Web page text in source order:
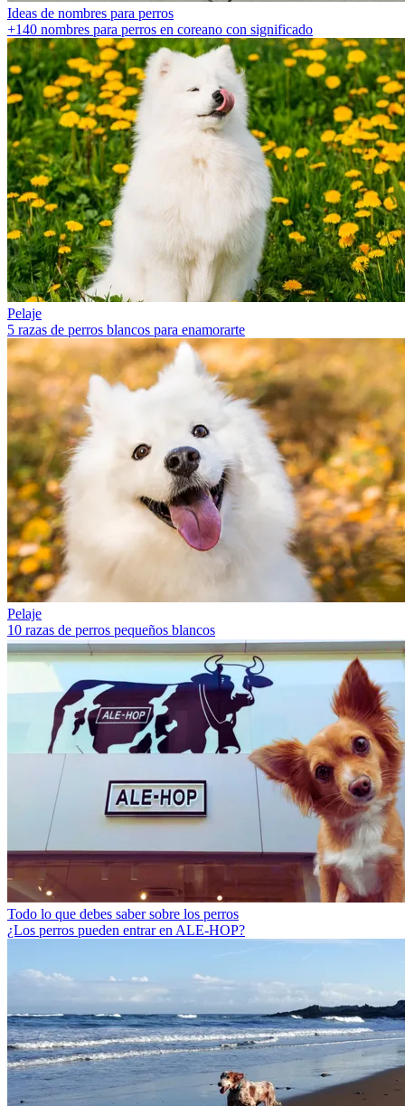
Ideas de nombres para perros
+140 nombres para perros en coreano con significado
Pelaje
5 razas de perros blancos para enamorarte
Pelaje
10 razas de perros pequeños blancos
Todo lo que debes saber sobre los perros
¿Los perros pueden entrar en ALE-HOP?